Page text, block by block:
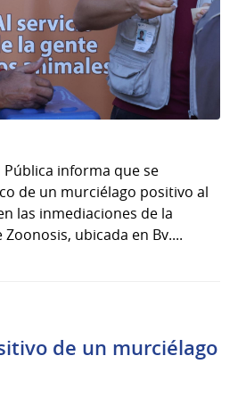
informa que se
de un murciélago positivo al
las inmediaciones de la
ubicada en Bv....
de un murciélago